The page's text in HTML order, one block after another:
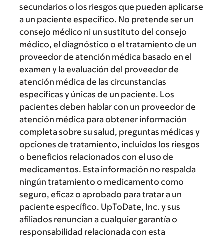
secundarios o los riesgos que pueden aplicarse
a un paciente específico. No pretende ser un
consejo médico ni un sustituto del consejo
médico, el diagnóstico o el tratamiento de un
proveedor de atención médica basado en el
examen y la evaluación del proveedor de
atención médica de las circunstancias
específicas y únicas de un paciente. Los
pacientes deben hablar con un proveedor de
atención médica para obtener información
completa sobre su salud, preguntas médicas y
opciones de tratamiento, incluidos los riesgos
o beneficios relacionados con el uso de
medicamentos. Esta información no respalda
ningún tratamiento o medicamento como
seguro, eficaz o aprobado para tratar a un
paciente específico. UpToDate, Inc. y sus
afiliados renuncian a cualquier garantía o
responsabilidad relacionada con esta